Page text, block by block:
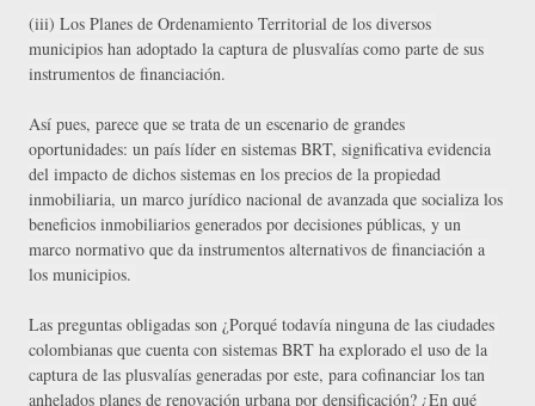
(iii) Los Planes de Ordenamiento Territorial de los diversos
municipios han adoptado la captura de plusvalías como parte de sus
instrumentos de financiación.
Así pues, parece que se trata de un escenario de grandes
oportunidades: un país líder en sistemas BRT, significativa evidencia
del impacto de dichos sistemas en los precios de la propiedad
inmobiliaria, un marco jurídico nacional de avanzada que socializa los
beneficios inmobiliarios generados por decisiones públicas, y un
marco normativo que da instrumentos alternativos de financiación a
los municipios.
Las preguntas obligadas son ¿Porqué todavía ninguna de las ciudades
colombianas que cuenta con sistemas BRT ha explorado el uso de la
captura de las plusvalías generadas por este, para cofinanciar los tan
anhelados planes de renovación urbana por densificación? ¿En qué